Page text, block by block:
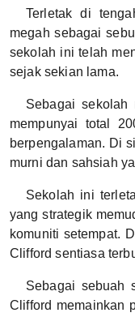
Terletak di
megah sebagai
sekolah ini telah
sejak sekian lama.
Sebagai sekolah
mempunyai total
berpengalaman. Di
murni dan sahsiah
Sekolah ini
yang strategik
komuniti setempat.
Clifford sentiasa
Sebagai sebuah
Clifford memainkan